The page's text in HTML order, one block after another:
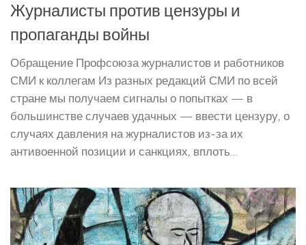
Журналисты против цензуры и
пропаганды войны
Обращение Профсоюза журналистов и работников
СМИ к коллегам Из разных редакций СМИ по всей
стране мы получаем сигналы о попытках — в
большинстве случаев удачных — ввести цензуру, о
случаях давления на журналистов из-за их
антивоенной позиции и санкциях, вплоть...